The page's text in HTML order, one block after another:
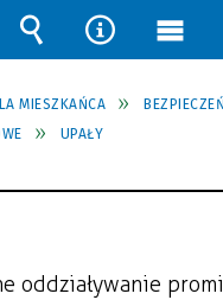
MIESZKAŃCA
UPAŁY
oddziaływanie
Wyszukiwarka
Narzędzia